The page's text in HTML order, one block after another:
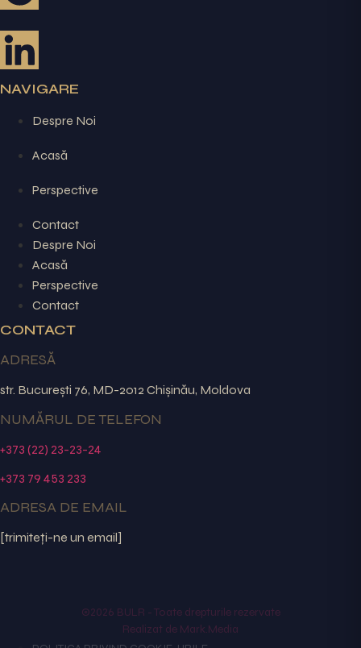
NAVIGARE
Despre Noi
Acasă
Perspective
Contact
Despre Noi
Acasă
Perspective
Contact
CONTACT
ADRESĂ
str. București 76, MD-2012 Chișinău, Moldova
NUMĂRUL DE TELEFON
+373 (22) 23-23-24
+373 79 453 233
ADRESA DE EMAIL
[trimiteți-ne un email]
©2026 BULR - Toate drepturile rezervate
Realizat de Mark.Media